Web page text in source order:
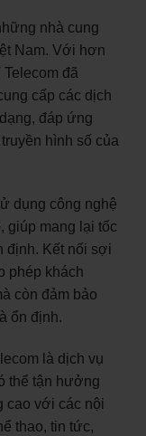
nhà cung
Nam. Với hơn
đã
cấp các dịch
đáp ứng
hình số của
dụng công nghệ
giúp mang lại tốc
định. Kết nối sợi
phép khách
còn đảm bảo
ổn định.
là dịch vụ
thể tận hưởng
cao với các nội
thao, tin tức,